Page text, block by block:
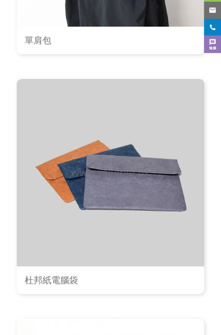
報價
單肩包
杜邦紙電腦袋